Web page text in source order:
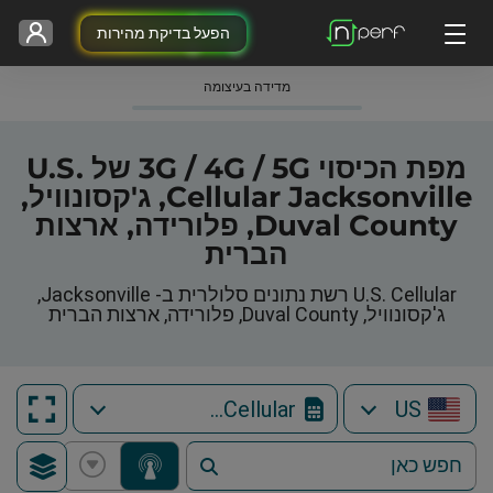
הפעל בדיקת מהירות
מדידה בעיצומה
מפת הכיסוי 3G / 4G / 5G של U.S.
Cellular Jacksonville, ג'קסונוויל,
Duval County, פלורידה, ארצות
הברית
U.S. Cellular רשת נתונים סלולרית ב- Jacksonville,
ג'קסונוויל, Duval County, פלורידה, ארצות הברית
US
U.S. Cellular